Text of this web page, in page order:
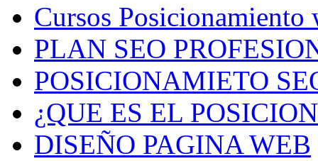
Cursos Posicionamiento
PLAN SEO
POSICIONAMIETO
¿QUE ES EL
DISEÑO PAGINA WEB